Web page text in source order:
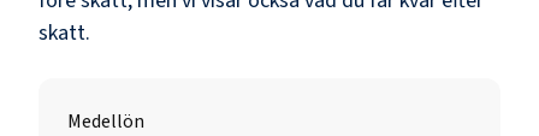
skatt.
Medellön